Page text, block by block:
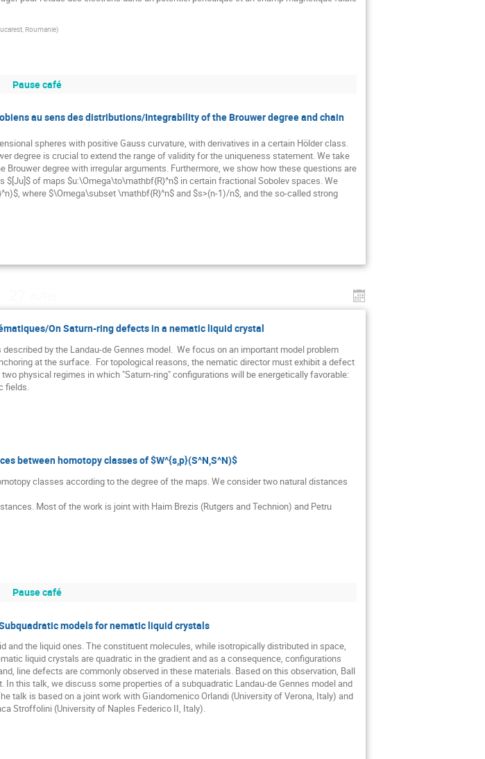
Roumanie)
Pause café
au sens des distributions/Integrability of the Brouwer degree and chain
spheres with positive Gauss curvature, with derivatives in a certain Hölder class.
degree is crucial to extend the range of validity for the uniqueness statement. We take
degree with irregular arguments. Furthermore, we show how these questions are
of maps $u:\Omega\to\mathbf{R}^n$ in certain fractional Sobolev spaces. We
where $\Omega\subset \mathbf{R}^n$ and $s>(n-1)/n$, and the so-called strong
On Saturn-ring defects in a nematic liquid crystal
by the Landau-de Gennes model.  We focus on an important model problem
at the surface.  For topological reasons, the nematic director must exhibit a defect
physical regimes in which "Saturn-ring" configurations will be energetically favorable:
fields.
between homotopy classes of $W^{s,p}(S^N,S^N)$
classes according to the degree of the maps. We consider two natural distances
Pause café
models for nematic liquid crystals
the liquid ones. The constituent molecules, while isotropically distributed in space,
liquid crystals are quadratic in the gradient and as a consequence, configurations
line defects are commonly observed in these materials. Based on this observation, Ball
this talk, we discuss some properties of a subquadratic Landau-de Gennes model and
talk is based on a joint work with Giandomenico Orlandi (University of Verona, Italy) and
Stroffolini (University of Naples Federico II, Italy).